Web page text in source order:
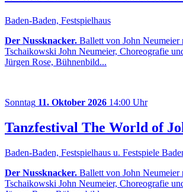
Baden-Baden, Festspielhaus
Der Nussknacker. Ballett von John
Tschaikowski John Neumeier, Choreografie
Jürgen Rose, Bühnenbild...
Sonntag 11. Oktober 2026 14:00 Uhr
Tanzfestival The World of
Baden-Baden, Festspielhaus u. Festspiele
Der Nussknacker. Ballett von John
Tschaikowski John Neumeier, Choreografie